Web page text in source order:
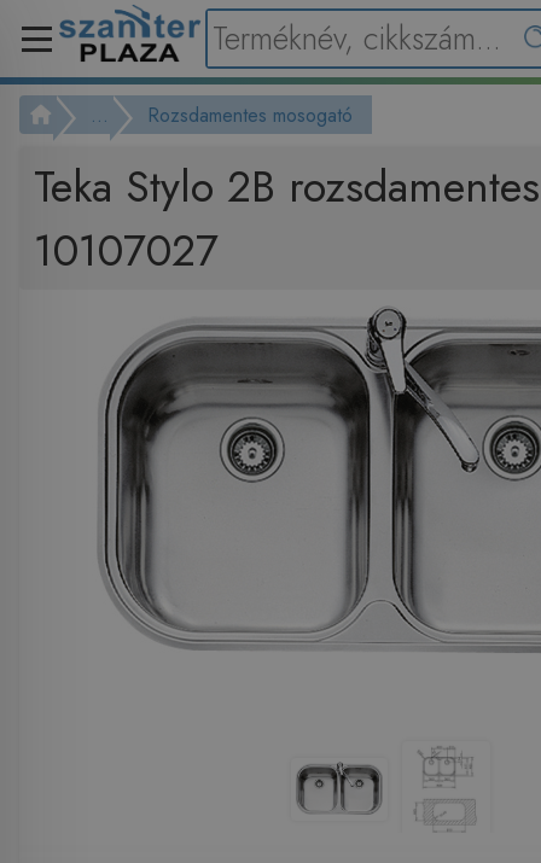
... Rozsdamentes mosogató
Teka Stylo 2B
10107027